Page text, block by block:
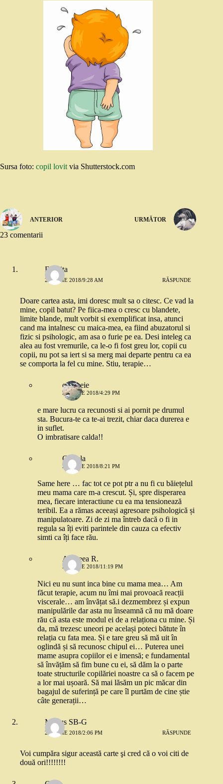
Sursa foto: copil lovit via Shutterstock.com
ANTERIOR URMĂTOR
23 comentarii
Felicita
27 IUNIE 2018/9:28 AM RĂSPUNDE
Doare cartea asta, imi doresc mult sa o citesc. Ce vad la
mine, copil batut? Pe fiica-mea o cresc cu blandete,
limite blande, mult vorbit si exemplificat insa, atunci
cand ma intalnesc cu maica-mea, ea fiind abuzatorul si
fizic si psihologic, am asa o furie pe ea. Desi inteleg ca
alea au fost vremurile, ca le-o fi fost greu lor, copii cu
copii, nu pot sa iert si sa merg mai departe pentru ca ea
se comporta la fel cu mine. Stiu, terapie…
o femeie
27 IUNIE 2018/4:29 PM
e mare lucru ca recunosti si ai pornit pe drumul
sta. Bucura-te ca te-ai trezit, chiar daca durerea e
in suflet.
O imbratisare calda!!
Gbriela
27 IUNIE 2018/8:21 PM
Same here … fac tot ce pot ptr a nu fi cu băiețelul
meu mama care m-a crescut. Și, spre disperarea
mea, fiecare interactiune cu ea ma tensionează
teribil. Ea a rămas aceeași agresoare psihologică și
manipulatoare. Zi de zi ma întreb dacă o fi in
regula sa îți eviti parintele din cauza ca efectiv
simti ca îți face rău.
Andreea R.
27 IUNIE 2018/11:19 PM
Nici eu nu sunt inca bine cu mama mea… Am
făcut terapie, acum nu îmi mai provoacă reacții
viscerale… am învățat să.i dezmembrez și expun
manipulările dar asta nu înseamnă că nu mă doare
rău că asta este modul ei de a relaționa cu mine. Și
da, mă trezesc uneori pe același poteci bătute în
relația cu fata mea. Și e tare greu să mă uit în
oglindă și să recunosc chipul ei… Puterea unei
mame asupra copiilor ei e imensă; e fundamental
să învățăm să fim bune cu ei, să dăm la o parte
toate structurile copilăriei noastre ca să o facem pe
a lor mai ușoară. Să mai lăsăm un pic măcar din
bagajul de suferință pe care îl purtăm de cine știe
câte generații…
Marius SB-G
27 IUNIE 2018/2:06 PM RĂSPUNDE
Voi cumpăra sigur această carte şi cred că o voi citi de
două ori!!!!!!!!